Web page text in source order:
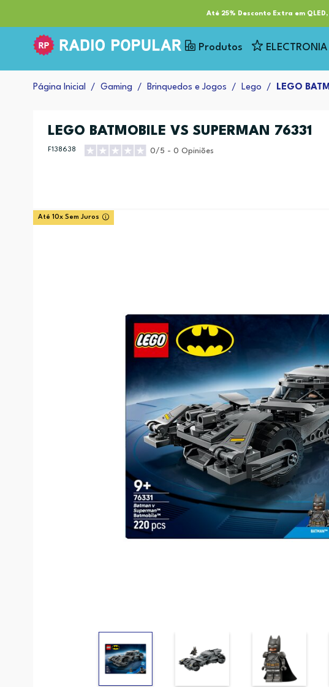
Até 25% Desconto Extra em
Serviços Clube RP+
Produtos
Página Inicial Gaming Brinquedos e Jogos Lego LEGO
LEGO BATMOBILE VS SUPERMAN 76331
F138638 0/5 - 0 Opiniões
Até 10x Sem Juros